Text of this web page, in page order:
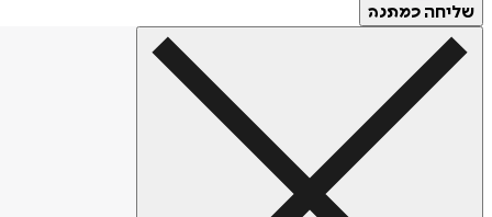
שליחה כמתנה